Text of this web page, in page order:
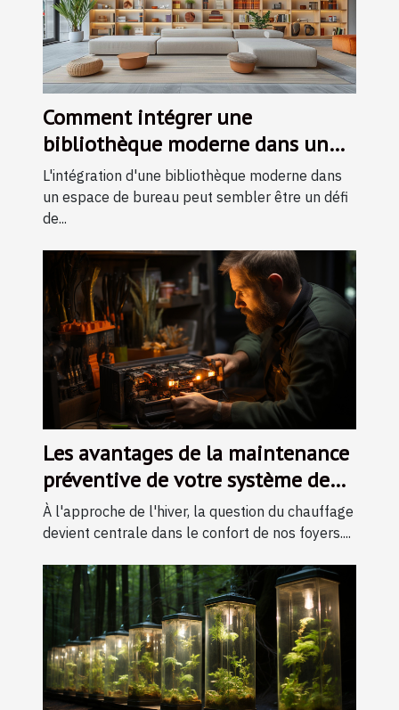
Comment intégrer une
bibliothèque moderne dans un
espace de bureau restreint
L'intégration d'une bibliothèque moderne dans
un espace de bureau peut sembler être un défi
de...
Les avantages de la maintenance
préventive de votre système de
chauffage durant l'hiver
À l'approche de l'hiver, la question du chauffage
devient centrale dans le confort de nos foyers....